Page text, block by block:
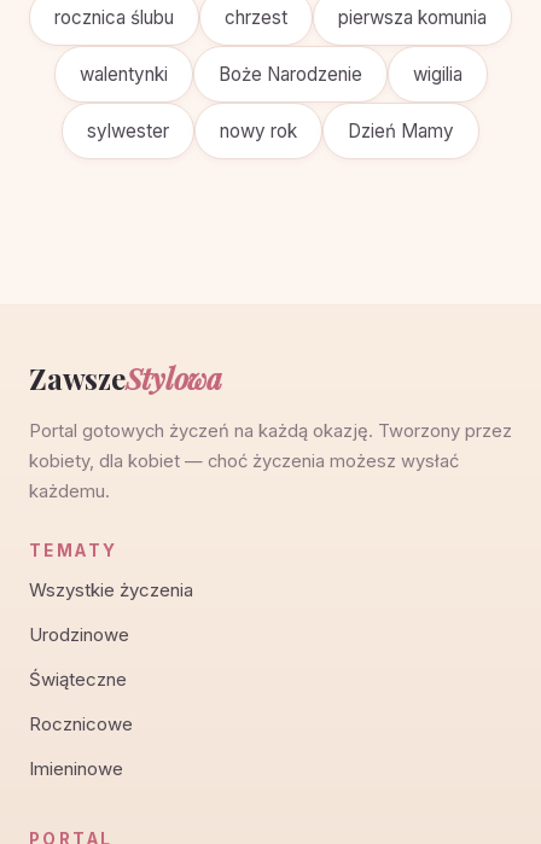
rocznica ślubu chrzest pierwsza komunia
walentynki Boże Narodzenie wigilia
sylwester nowy rok Dzień Mamy
ZawszeStylowa
Portal gotowych życzeń na każdą okazję. Tworzony przez
kobiety, dla kobiet — choć życzenia możesz wysłać
każdemu.
TEMATY
Wszystkie życzenia
Urodzinowe
Świąteczne
Rocznicowe
Imieninowe
PORTAL